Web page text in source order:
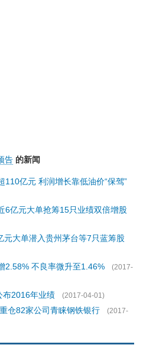
告 的新闻
110亿元 利润增长靠低油价“保驾”
6亿元大单抢筹15只业绩双倍增股
元大单潜入贵州茅台等7只蓝筹股
2.58% 不良率微升至1.46%
(2017-
布2016年业绩
(2017-04-01)
仓82家公司青睐钢铁银行
(2017-